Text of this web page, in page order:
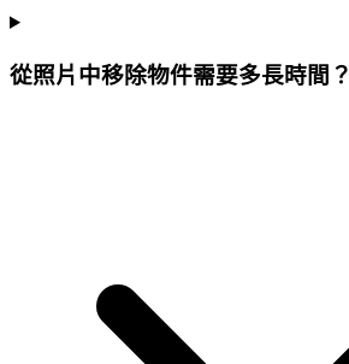
從照片中移除物件需要多長時間？